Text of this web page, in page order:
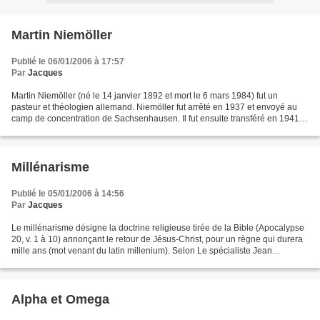
Martin Niemöller
Publié le 06/01/2006 à 17:57
Par Jacques
Martin Niemöller (né le 14 janvier 1892 et mort le 6 mars 1984) fut un
pasteur et théologien allemand. Niemöller fut arrêté en 1937 et envoyé au
camp de concentration de Sachsenhausen. Il fut ensuite transféré en 1941
Millénarisme
Publié le 05/01/2006 à 14:56
Par Jacques
Le millénarisme désigne la doctrine religieuse tirée de la Bible (Apocalypse
20, v. 1 à 10) annonçant le retour de Jésus-Christ, pour un règne qui durera
mille ans (mot venant du latin millenium). Selon Le spécialiste Jean
Alpha et Omega